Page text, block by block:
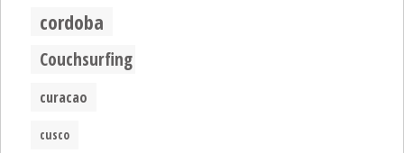
cordoba
Couchsurfing
curacao
cusco